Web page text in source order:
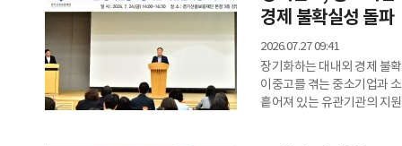
개선에 소요되는 비용의
경제 불확실성 돌파
2026.07.27 09:41
장기화하는 대내외 경제 불
이중고를 겪는 중소기업과
흩어져 있는 유관기관의 지